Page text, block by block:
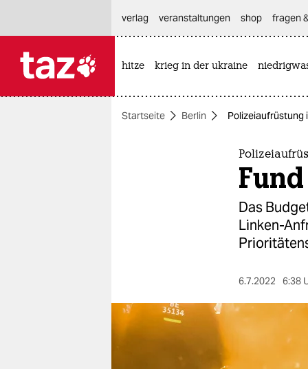
themen
berlin
nord
verlag
veranstaltungen shop fragen
hitze krieg in der ukraine
Startseite Berlin Polizeiaufrüstung
Das
Linken-
6.7.2022 6:38